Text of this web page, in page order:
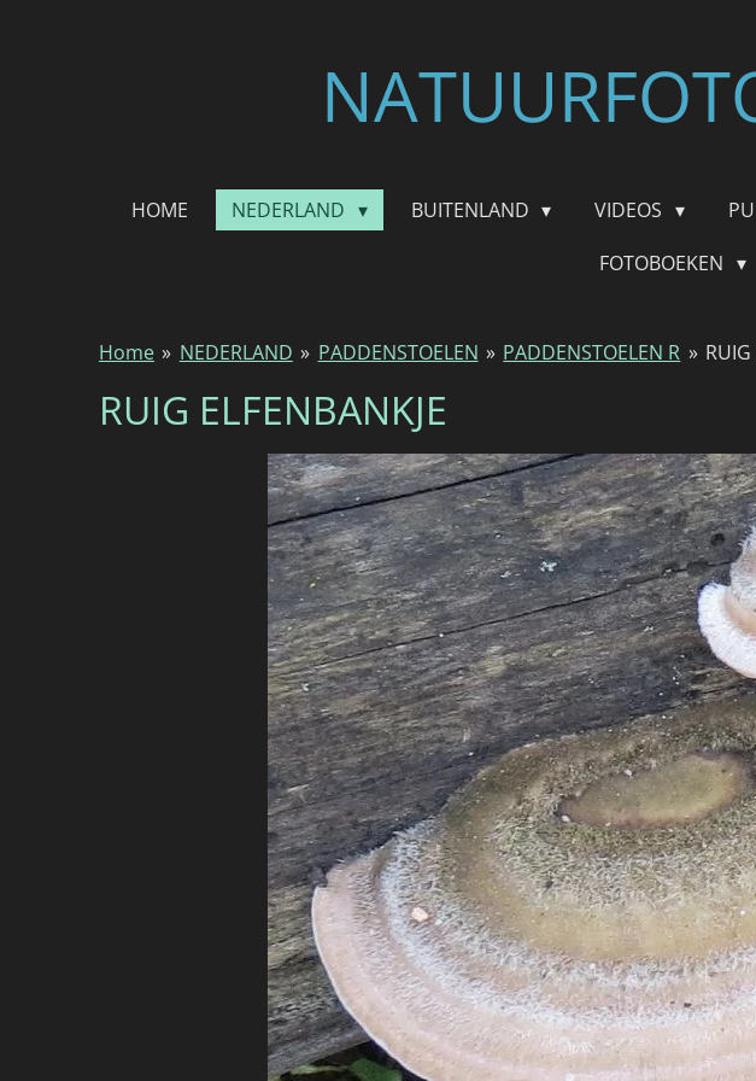
HOME NEDERLAND BUITENLAND VIDEOS
FOTOBOEKEN
Home » NEDERLAND » PADDENSTOELEN » PADDENSTOELEN R » RUIG
RUIG ELFENBANKJE